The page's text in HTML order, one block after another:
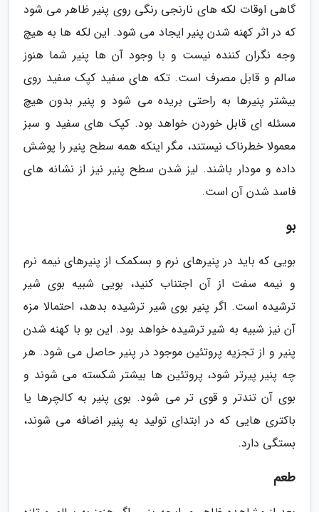
گاهی اوقات لکه های نارنجی رنگی روی پنیر ظاهر می شود
که در اثر کهنه شدن پنیر ایجاد می شود. این لکه ها به هیچ
وجه نگران کننده نیست و با وجود آن ها پنیر شما هنوز
سالم و قابل مصرف است. تکه های سفید کپک سفید روی
بیشتر پنیرها به راحتی بریده می شود و پنیر بدون هیچ
مسئله ای قابل خوردن خواهد بود. کپک های سفید و سبز
معمولا خطرناک نیستند، مگر اینکه همه سطح پنیر را پوشش
داده و مودار باشند. لیز شدن سطح پنیر نیز از نشانه های
فاسد شدن آن است.
بو
بویی که باید در پنیرهای نرم و بسکمک از پنیرهای نیمه نرم
و نیمه سفت از آن اجتناب کنید، بویی شبیه بوی شیر
ترشیده است. اگر پنیر بوی شیر ترشیده بدهد، احتمالا مزه
آن نیز شبیه به شیر ترشیده خواهد بود. این بو با کهنه شدن
پنیر و از تجزیه پروتئین موجود در پنیر حاصل می شود. هر
چه پنیر پیرتر شود، پروتئین ها بیشتر شکسته می شوند و
بوی آن تندتر و قوی تر می شود. بوی پنیر به کالچرها یا
باکتری هایی که در ابتدای تولید به پنیر اضافه می شوند،
بستگی دارد.
طعم